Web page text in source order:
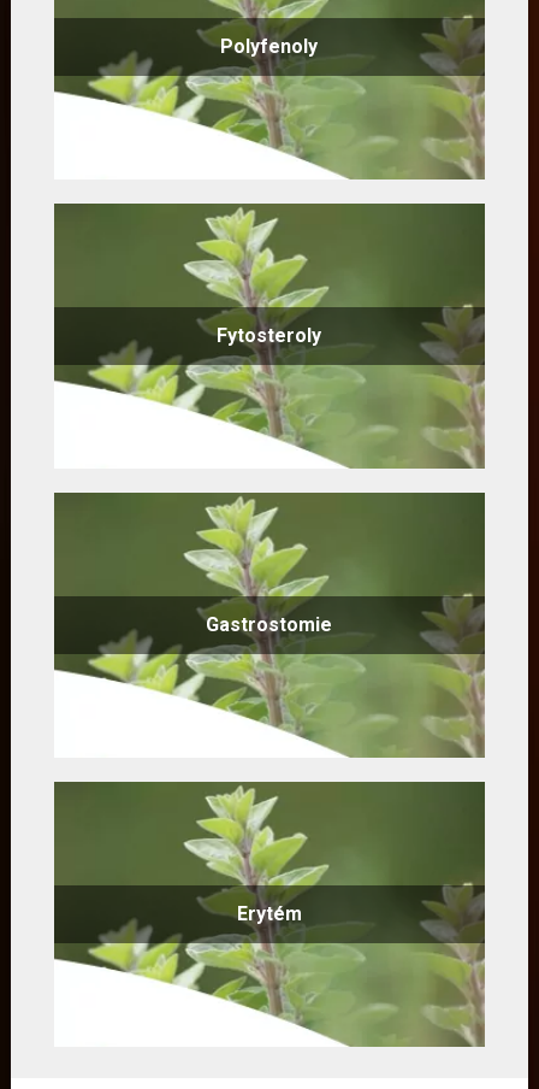
Polyfenoly
Fytosteroly
Gastrostomie
Erytém